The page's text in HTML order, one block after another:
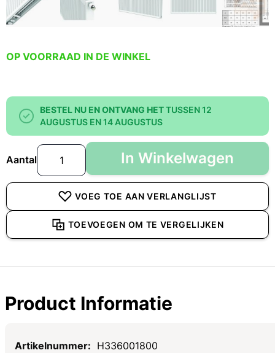
OP VOORRAAD IN DE WINKEL
BESTEL NU EN ONTVANG HETTUSSEN 12
AUGUSTUS EN 14 AUGUSTUS
Aantal In Winkelwagen
VOEG TOE AAN VERLANGLIJST
TOEVOEGEN OM TE VERGELIJKEN
Product Informatie
Specificaties
H336001800